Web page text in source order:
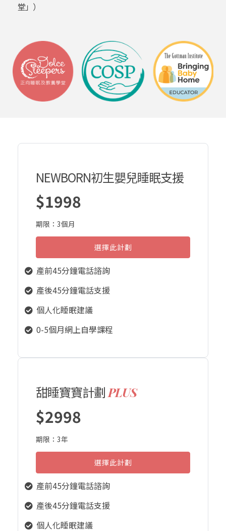
堂」）
NEWBORN初生嬰兒睡眠支援
$1998
期限：3個月
選擇此計劃
產前45分鐘電話諮詢
產後45分鐘電話支援
個人化睡眠建議
0-5個月網上自學課程
甜睡寶寶計劃 PLUS
$2998
期限：3年
選擇此計劃
產前45分鐘電話諮詢
產後45分鐘電話支援
個人化睡眠建議